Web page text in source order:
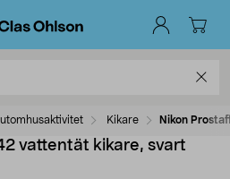
Kikare Nikon
vattentät kikare, svart